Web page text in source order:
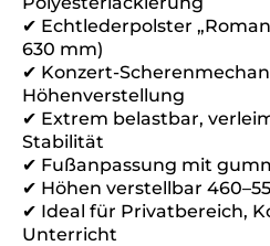
✔ Echtlederpolster
630 mm)
✔ Konzert-
Höhenverstellung
✔ Extrem belastbar,
Stabilität
✔ Fußanpassung mit
✔ Höhen verstellbar
✔ Ideal für Privatbereich,
Unterricht